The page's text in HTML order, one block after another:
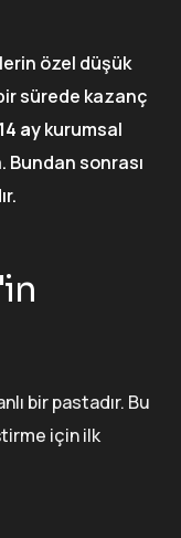
özel düşük
sürede kazanç
aykurumsal
Bundan sonrası
bir pastadır. Bu
için ilk